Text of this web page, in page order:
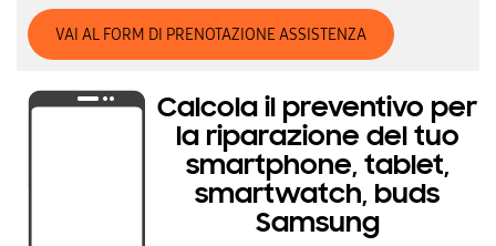
VAI AL FORM DI PRENOTAZIONE ASSISTENZA
Calcola il preventivo per
la riparazione del tuo
smartphone, tablet,
smartwatch, buds
Samsung